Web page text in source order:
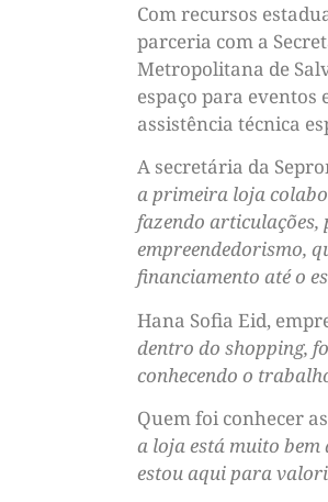
Com recursos
parceria com a
Metropolitana de
espaço para eventos
assistência técnica
A secretária da
a primeira loja
fazendo
empreendedorismo,
financiamento até o
Hana Sofia Eid,
dentro do shopping,
conhecendo o
Quem foi conhecer
a loja está muito
estou aqui para